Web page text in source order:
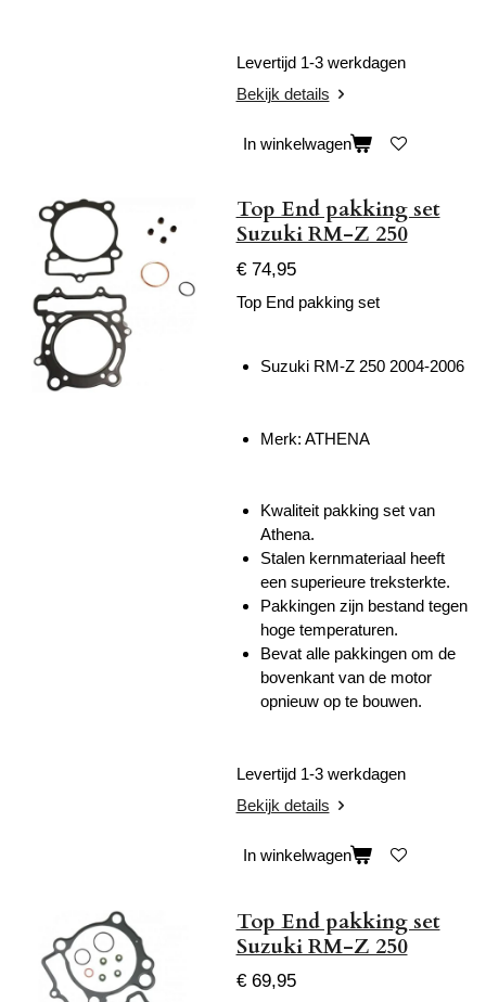
Levertijd 1-3 werkdagen
Bekijk details
In winkelwagen
Top End pakking set
Suzuki RM-Z 250
€ 74,95
Top End pakking set
Suzuki RM-Z 250 2004-2006
Merk: ATHENA
Kwaliteit pakking set van
Athena.
Stalen kernmateriaal heeft
een superieure treksterkte.
Pakkingen zijn bestand tegen
hoge temperaturen.
Bevat alle pakkingen om de
bovenkant van de motor
opnieuw op te bouwen.
Levertijd 1-3 werkdagen
Bekijk details
In winkelwagen
Top End pakking set
Suzuki RM-Z 250
€ 69,95